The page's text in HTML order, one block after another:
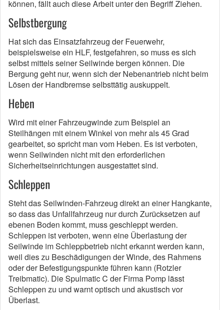
können, fällt auch diese Arbeit unter den Begriff Ziehen.
Selbstbergung
Hat sich das Einsatzfahrzeug der Feuerwehr,
beispielsweise ein HLF, festgefahren, so muss es sich
selbst mittels seiner Seilwinde bergen können. Die
Bergung geht nur, wenn sich der Nebenantrieb nicht beim
Lösen der Handbremse selbsttätig auskuppelt.
Heben
Wird mit einer Fahrzeugwinde zum Beispiel an
Steilhängen mit einem Winkel von mehr als 45 Grad
gearbeitet, so spricht man vom Heben. Es ist verboten,
wenn Seilwinden nicht mit den erforderlichen
Sicherheitseinrichtungen ausgestattet sind.
Schleppen
Steht das Seilwinden-Fahrzeug direkt an einer Hangkante,
so dass das Unfallfahrzeug nur durch Zurücksetzen auf
ebenen Boden kommt, muss geschleppt werden.
Schleppen ist verboten, wenn eine Überlastung der
Seilwinde im Schleppbetrieb nicht erkannt werden kann,
weil dies zu Beschädigungen der Winde, des Rahmens
oder der Befestigungspunkte führen kann (Rotzler
Treibmatic). Die Spulmatic C der Firma Pomp lässt
Schleppen zu und warnt optisch und akustisch vor
Überlast.